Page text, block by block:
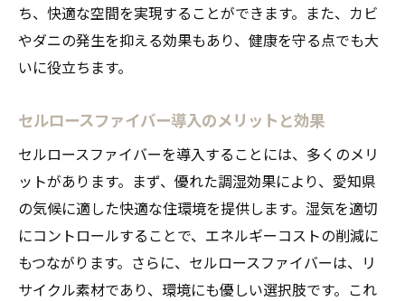
ち、快適な空間を実現することができます。また、カビ
やダニの発生を抑える効果もあり、健康を守る点でも大
いに役立ちます。
セルロースファイバー導入のメリットと効果
セルロースファイバーを導入することには、多くのメリ
ットがあります。まず、優れた調湿効果により、愛知県
の気候に適した快適な住環境を提供します。湿気を適切
にコントロールすることで、エネルギーコストの削減に
もつながります。さらに、セルロースファイバーは、リ
サイクル素材であり、環境にも優しい選択肢です。これ